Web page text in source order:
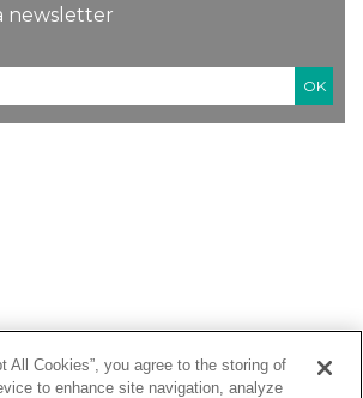
newsletter
All Cookies”, you agree to the storing of
to enhance site navigation, analyze